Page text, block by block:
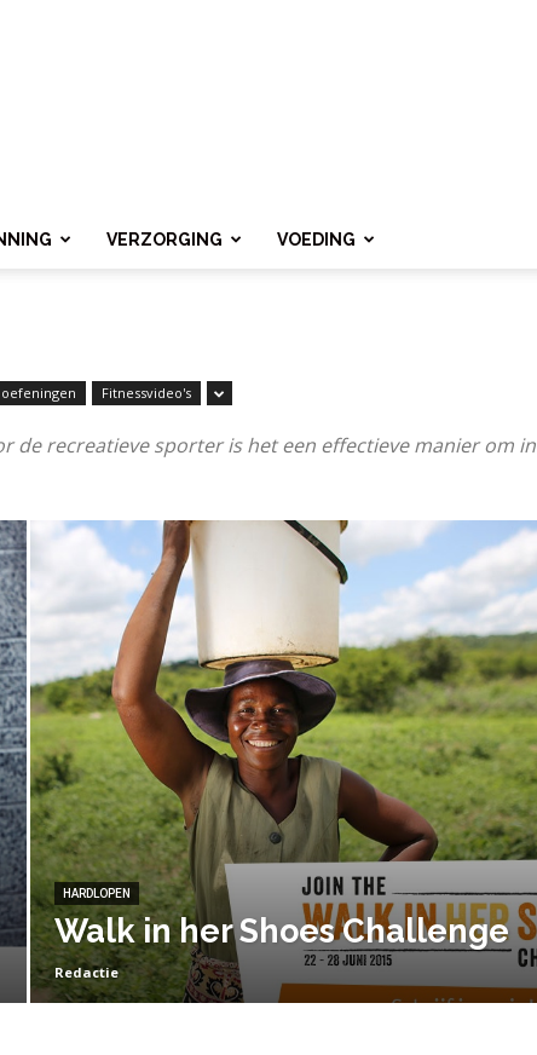
VERZORGING VOEDING
oefeningen Fitnessvideo's
de recreatieve sporter is het een effectieve manier om in
HARDLOPEN
Walk in her Shoes Challenge
Redactie